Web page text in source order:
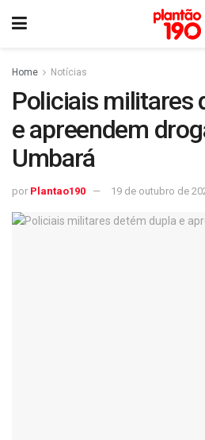
Home Notícias
Policiais militares
e apreendem
Umbará
por Plantao190 19 de outubro de